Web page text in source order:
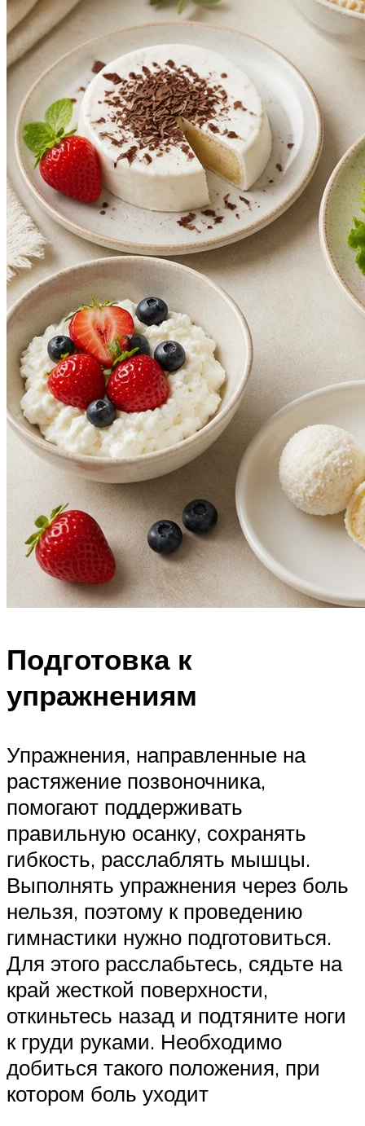
Подготовка к
упражнениям
Упражнения, направленные на
растяжение позвоночника,
помогают поддерживать
правильную осанку, сохранять
гибкость, расслаблять мышцы.
Выполнять упражнения через боль
нельзя, поэтому к проведению
гимнастики нужно подготовиться.
Для этого расслабьтесь, сядьте на
край жесткой поверхности,
откиньтесь назад и подтяните ноги
к груди руками. Необходимо
добиться такого положения, при
котором боль уходит